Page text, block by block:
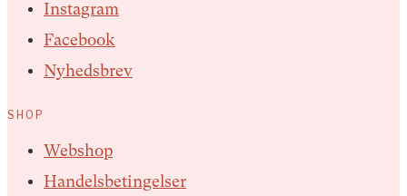
Instagram
Facebook
Nyhedsbrev
SHOP
Webshop
Handelsbetingelser